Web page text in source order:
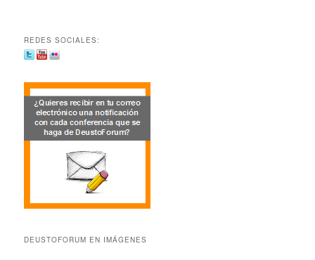
REDES SOCIALES:
DEUSTOFORUM EN IMÁGENES